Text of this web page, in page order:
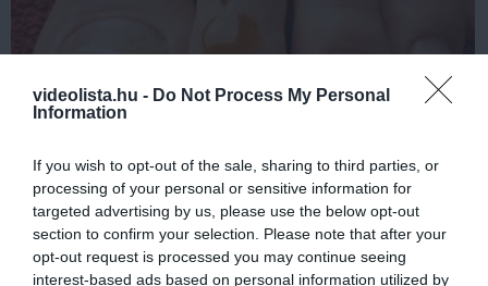
videolista.hu - Do Not Process My Personal
Information
If you wish to opt-out of the sale, sharing to third parties, or
processing of your personal or sensitive information for
targeted advertising by us, please use the below opt-out
section to confirm your selection. Please note that after your
opt-out request is processed you may continue seeing
interest-based ads based on personal information utilized by
Fungus Is A Parasite, And It Dies From A Drop Of
Plain...
More